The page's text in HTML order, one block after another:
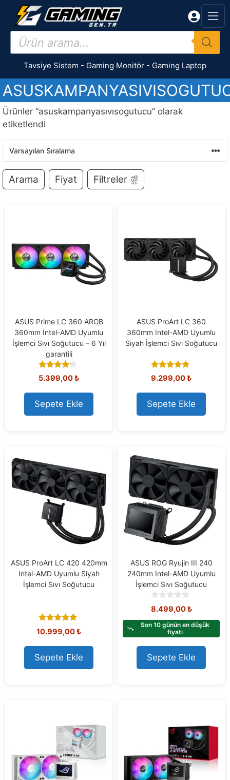
İçeriğe
Products
search
Tavsiye Sistem - Gaming Monitör - Gaming Laptop
Ürünler “asuskampanyasıvısogutucu” olarak
etiketlendi
Arama Fiyat Filtreler
ASUS Prime LC 360 ARGB
360mm Intel-AMD Uyumlu
İşlemci Sıvı Soğutucu – 6 Yıl
garantili
4.00
out of 5
5.399,00₺
Sepete Ekle
ASUS ProArt LC 360
360mm Intel-AMD Uyumlu
Siyah İşlemci Sıvı Soğutucu
5.00
out of 5
9.299,00₺
Sepete Ekle
ASUS ProArt LC 420 420mm
Intel-AMD Uyumlu Siyah
İşlemci Sıvı Soğutucu
5.00
out of 5
10.999,00₺
Sepete Ekle
ASUS ROG Ryujin III 240
240mm Intel-AMD Uyumlu
İşlemci Sıvı Soğutucu
0
o
u
5
8.499,00₺
Son 10 günün en düşük
fiyatı
Sepete Ekle